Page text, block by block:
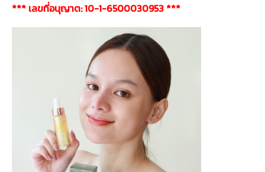
*** เลขที่อนุญาต: 10-1-6500030953 ***